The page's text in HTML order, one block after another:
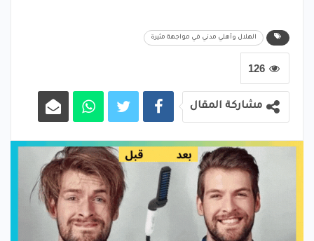
الهلال وأهلي مدني في مواجهة مثيرة
126
مشاركة المقال